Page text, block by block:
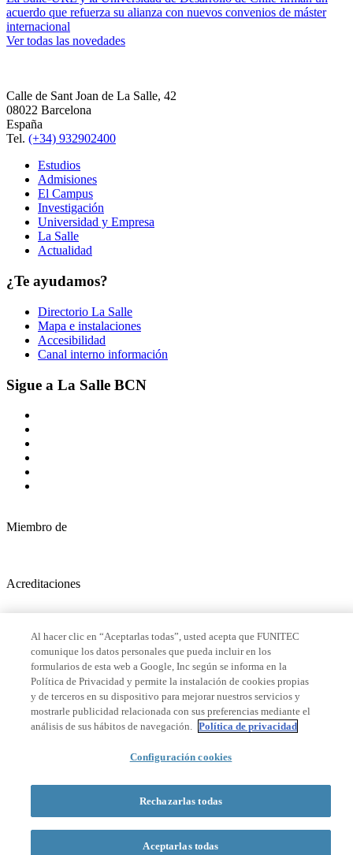
acuerdo que refuerza su alianza con nuevos convenios de máster
internacional
Ver todas las novedades
Calle de Sant Joan de La Salle, 42
08022 Barcelona
España
Tel. (+34) 932902400
Estudios
Admisiones
El Campus
Investigación
Universidad y Empresa
La Salle
Actualidad
¿Te ayudamos?
Directorio La Salle
Mapa e instalaciones
Accesibilidad
Canal interno información
Sigue a La Salle BCN
Miembro de
Acreditaciones
© 2026 La Salle Campus Barcelona - URL |Aviso legal|Política de
privacidad|Política de cookies
Formulario de búsqueda
Al hacer clic en “Aceptarlas todas”, usted acepta que FUNITEC
comunique los datos personales que pueda incluir en los
formularios de esta web a Google, Inc según se informa en la
Política de Privacidad y permite la instalación de cookies propias
y de terceros en su dispositivo para mejorar nuestros servicios y
mostrarle publicidad relacionada con sus preferencias mediante el
análisis de sus hábitos de navegación. Política de privacidad
Configuración cookies
Rechazarlas todas
Aceptarlas todas